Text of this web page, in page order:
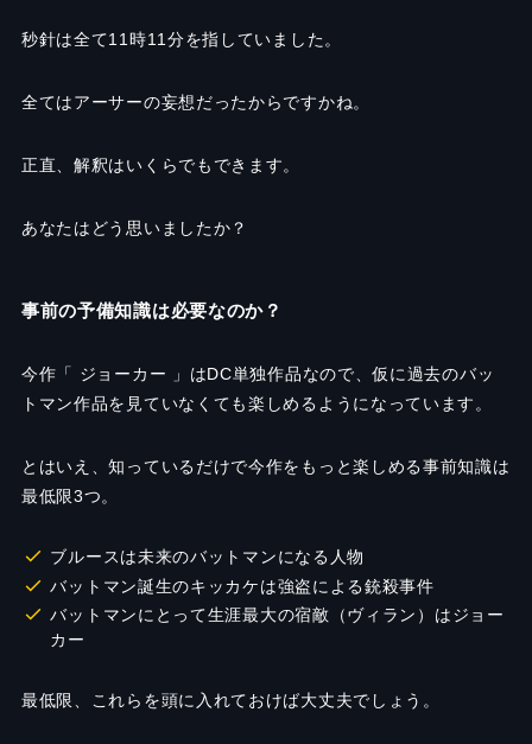
秒針は全て11時11分を指していました。
全てはアーサーの妄想だったからですかね。
正直、解釈はいくらでもできます。
あなたはどう思いましたか？
事前の予備知識は必要なのか？
今作「 ジョーカー 」はDC単独作品なので、仮に過去のバッ
トマン作品を見ていなくても楽しめるようになっています。
とはいえ、知っているだけで今作をもっと楽しめる事前知識は
最低限3つ。
ブルースは未来のバットマンになる人物
バットマン誕生のキッカケは強盗による銃殺事件
バットマンにとって生涯最大の宿敵（ヴィラン）はジョー
カー
最低限、これらを頭に入れておけば大丈夫でしょう。